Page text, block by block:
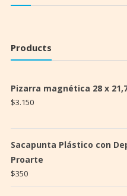
Products
Pizarra magnética 28 x
$3.150
Sacapunta Plástico con
Proarte
$350